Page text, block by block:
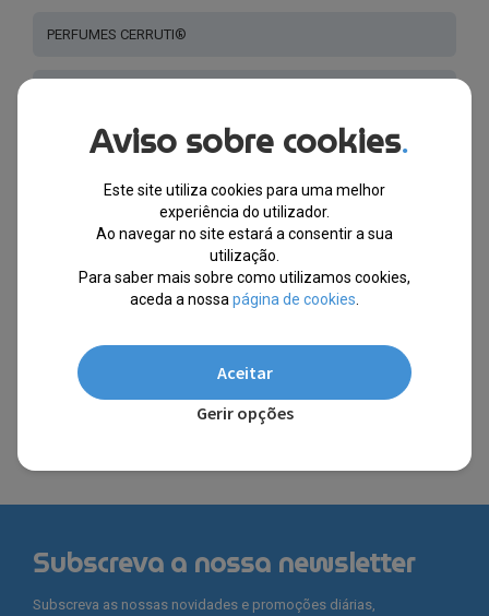
PERFUMES CERRUTI®
PERFUME CRIANÇAS
PERFUMES LANVIN®
PERFUMES VANDERBILT®
FERRARI®
Aviso sobre cookies.
Este site utiliza cookies para uma melhor
experiência do utilizador.
Ao navegar no site estará a consentir a sua
utilização.
Para saber mais sobre como utilizamos cookies,
aceda a nossa página de cookies
Aceitar
Gerir opções
Subscreva a nossa newsletter
Subscreva as nossas novidades e promoções diárias,